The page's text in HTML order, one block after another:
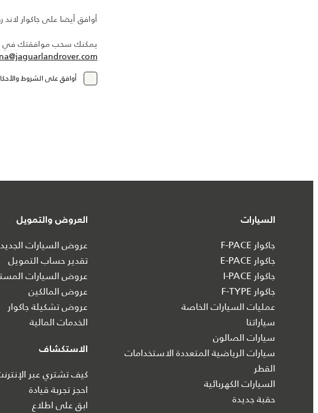
أوافق أيضا على جاكوار لاند
يمكنك سحب موافقتك في
أوافق على الشروط
السيارات
جاكوار F-PACE
جاكوار E-PACE
جاكوار I‑PACE
جاكوار F-TYPE
عمليات السيارات الخاصة
سياراتنا
سيارات الصالون
سيارات الرياضية المتعددة الاستخدامات
القطر
السيارات الكهربائية
حقبة جديدة
العروض والتمويل
عروض السيارات
تقدير حساب التمويل
عروض السيارات
عروض المالكين
عروض تشكيلة جاكوار
الخدمات المالية
الاستكشاف
كيف تشتري عبر
احجز تجربة قيادة
ابق على اطلاع